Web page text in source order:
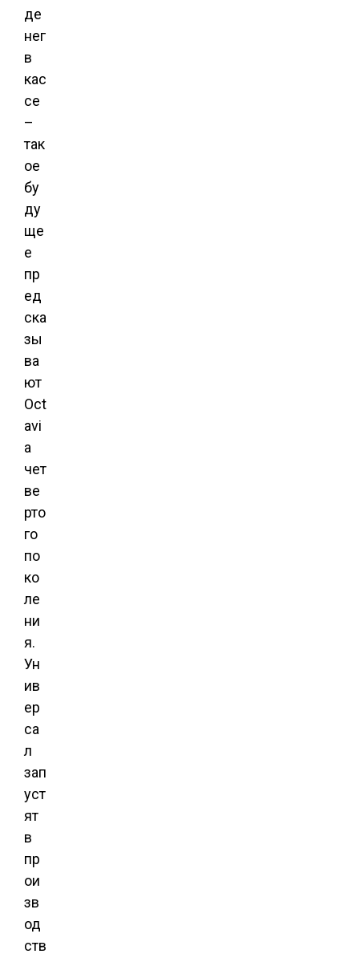
де
нег
в
кас
се
–
так
ое
бу
ду
ще
е
пр
ед
ска
зы
ва
ют
Oct
avi
a
чет
ве
рто
го
по
ко
ле
ни
я.
Ун
ив
ер
са
л
зап
уст
ят
в
пр
ои
зв
од
ств